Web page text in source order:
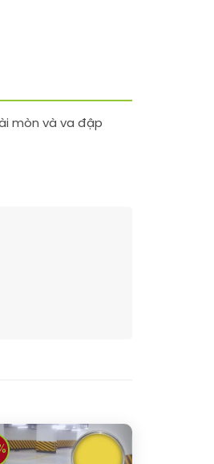
mòn và va đập